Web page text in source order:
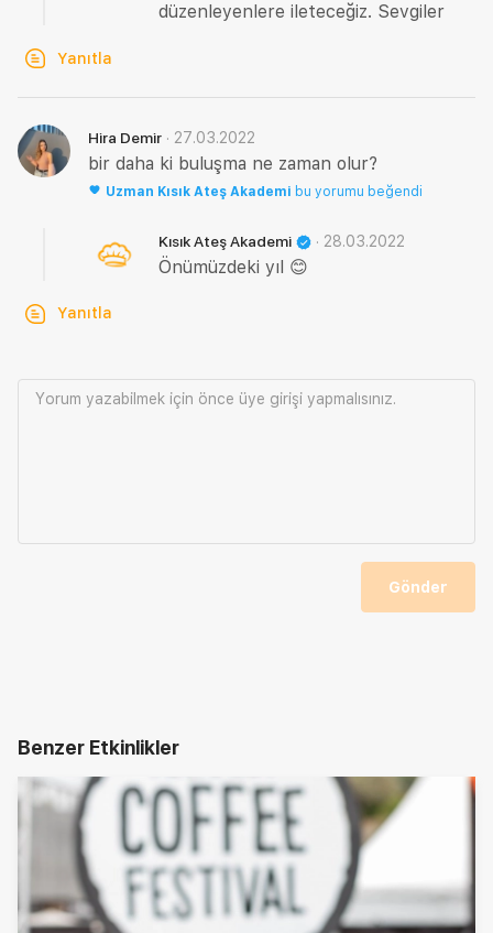
düzenleyenlere ileteceğiz. Sevgiler
Yanıtla
Hira Demir · 27.03.2022
bir daha ki buluşma ne zaman olur?
Uzman Kısık Ateş Akademi bu yorumu beğendi
Kısık Ateş Akademi · 28.03.2022
Önümüzdeki yıl 😊
Yanıtla
Yorum yazabilmek için önce üye girişi yapmalısınız.
Gönder
Benzer Etkinlikler